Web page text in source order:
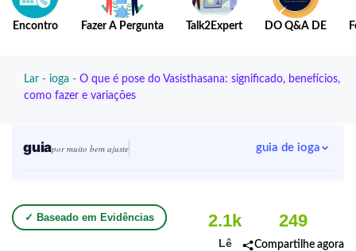
Encontro Fazer A Pergunta Talk2Expert DO Q&A DE
Lar - ioga - O que é pose do Vasisthasana: significado, benefícios,
como fazer e variações
guiapor muito bem ajuste guia de ioga
✓ Baseado em Evidências 2.1k
Lê
249
Compartilhe agora